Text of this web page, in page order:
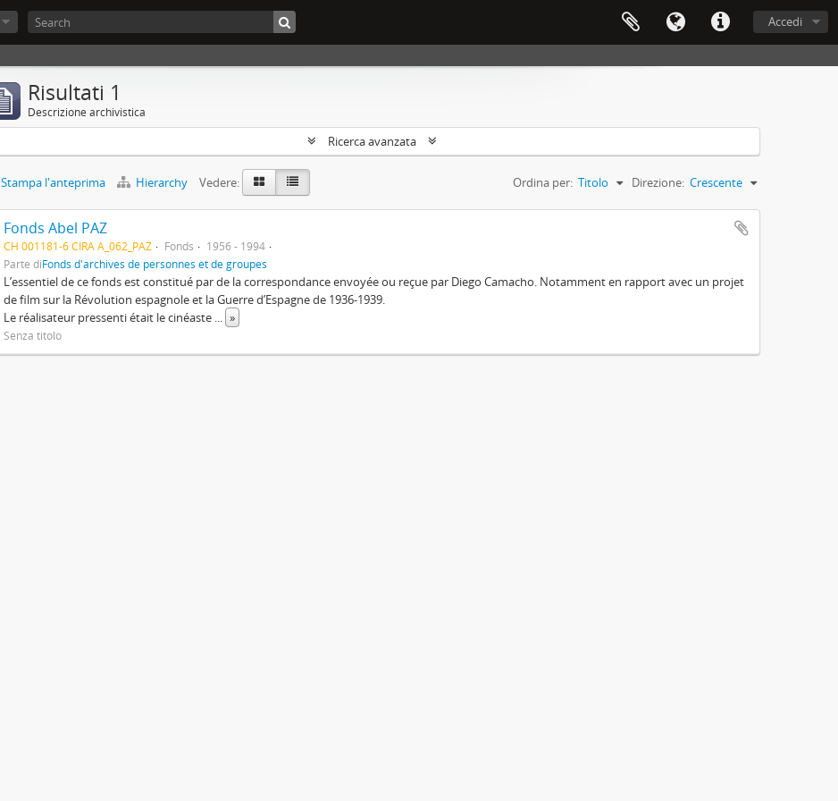
Accedi
Risultati 1
Descrizione archivistica
Ricerca avanzata
Stampa l'anteprima Hierarchy Vedere: Ordina per: Titolo Direzione: Crescente
Fonds Abel PAZ
CH 001181-6 CIRA A_062_PAZ Fonds
1956 - 1994
Parte diFonds d'archives de personnes et de groupes
L’essentiel de ce fonds est constitué par de la correspondance envoyée ou reçue par Diego Camacho. Notamment en rapport avec un projet
de film sur la Révolution espagnole et la Guerre d’Espagne de 1936-1939.
Le réalisateur pressenti était le cinéaste ... »
Senza titolo